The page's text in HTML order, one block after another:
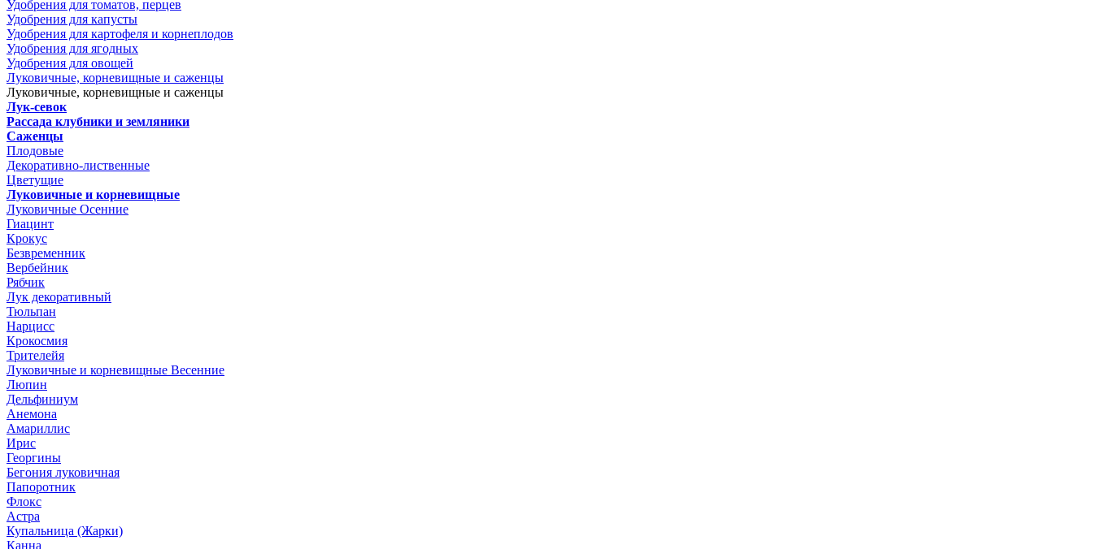
Удобрения для томатов, перцев
Удобрения для капусты
Удобрения для картофеля и корнеплодов
Удобрения для ягодных
Удобрения для овощей
Луковичные, корневищные и саженцы
Луковичные, корневищные и саженцы
Лук-севок
Рассада клубники и земляники
Саженцы
Плодовые
Декоративно-лиственные
Цветущие
Луковичные и корневищные
Луковичные Осенние
Гиацинт
Крокус
Безвременник
Вербейник
Рябчик
Лук декоративный
Тюльпан
Нарцисс
Крокосмия
Трителейя
Луковичные и корневищные Весенние
Люпин
Дельфиниум
Анемона
Амариллис
Ирис
Георгины
Бегония луковичная
Папоротник
Флокс
Астра
Купальница (Жарки)
Канна